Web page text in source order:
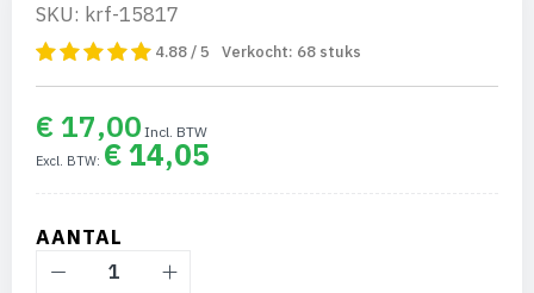
SKU: krf-15817
4.88 / 5 Verkocht: 68 stuks
€ 17,00
€ 14,05
AANTAL